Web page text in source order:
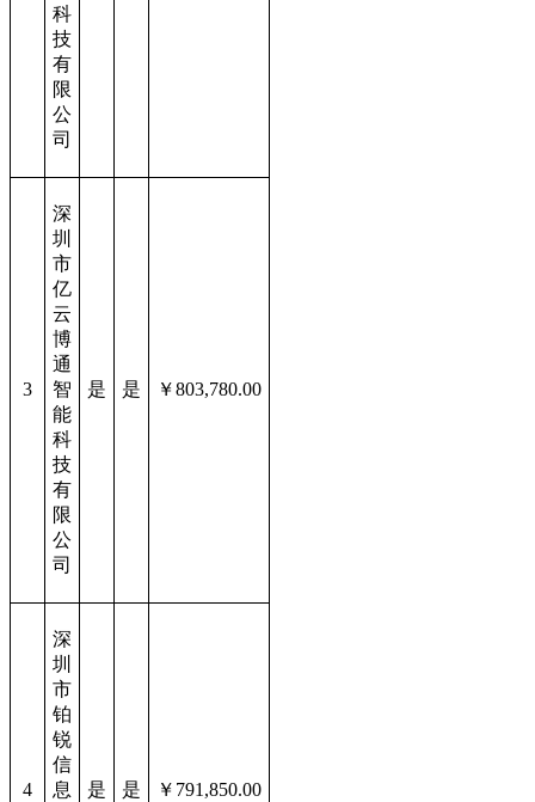
科
技
有
限
公
司
3
深
圳
市
亿
云
博
通
智
能
科
技
有
限
公
司
是 是 ￥803,780.00
4
深
圳
市
铂
锐
信
息
是 是 ￥791,850.00